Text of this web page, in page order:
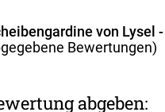
von Lysel
Bewertungen)
abgeben: